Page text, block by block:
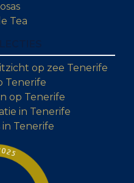
Tea
op zee Tenerife
Tenerife
op Tenerife
in Tenerife
Tenerife